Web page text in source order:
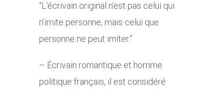
“L’écrivain original n’est pas celui qui
n’imite personne, mais celui que
personne ne peut imiter.”
– Écrivain romantique et homme
politique français, il est considéré